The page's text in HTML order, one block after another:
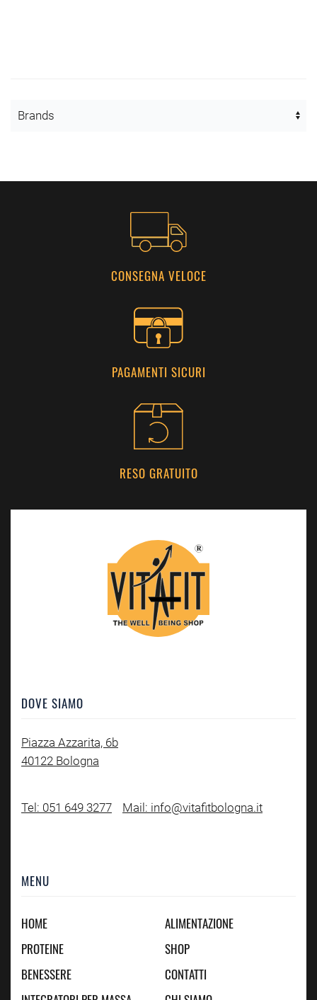
CONSEGNA VELOCE
PAGAMENTI SICURI
RESO GRATUITO
DOVE SIAMO
Piazza Azzarita, 6b
40122 Bologna
Tel: 051 649 3277 Mail: info@vitafitbologna.it
MENU
HOME
PROTEINE
BENESSERE
ALIMENTAZIONE
SHOP
CONTATTI